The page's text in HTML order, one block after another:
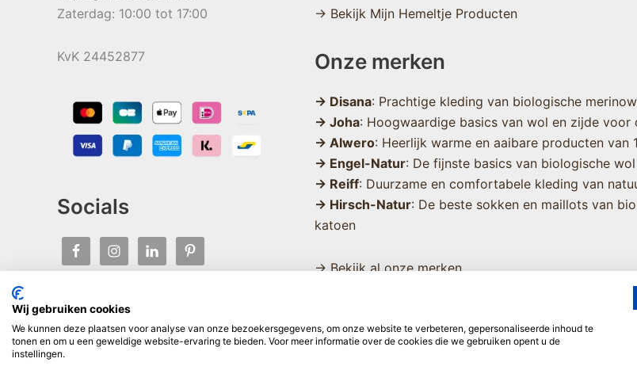
Zaterdag: 10:00 tot 17:00
KvK 24452877
Socials
→ Bekijk Mijn Hemeltje Producten
Onze merken
→ Disana: Prachtige kleding van biologische
→ Joha: Hoogwaardige basics van wol en zijde
→ Alwero: Heerlijk warme en aaibare producten van
→ Engel-Natur: De fijnste basics van biologische
→ Reiff: Duurzame en comfortabele kleding van
→ Hirsch-Natur: De beste sokken en maillots van
katoen
→ Bekijk al onze merken
Wij gebruiken cookies
We kunnen deze plaatsen voor analyse van onze bezoekersgegevens, om onze website te verbeteren, gepersonaliseerde inhoud te
tonen en om u een geweldige website-ervaring te bieden. Voor meer informatie over de cookies die we gebruiken opent u de
instellingen.